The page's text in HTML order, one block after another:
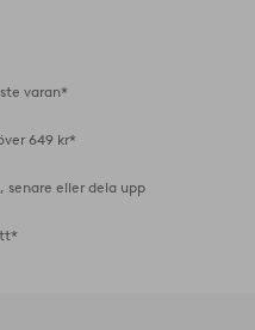
varan*
649 kr*
senare eller dela upp